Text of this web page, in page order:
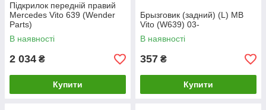
Підкрилок передній правий
Mercedes Vito 639 (Wender
Parts)
В наявності
2 034 ₴
Купити
Брызговик (задний) (L) MB
Vito (W639) 03-
В наявності
357 ₴
Купити